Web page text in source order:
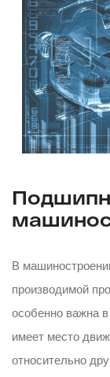
В
производимой
особенно важна
имеет место
относительно